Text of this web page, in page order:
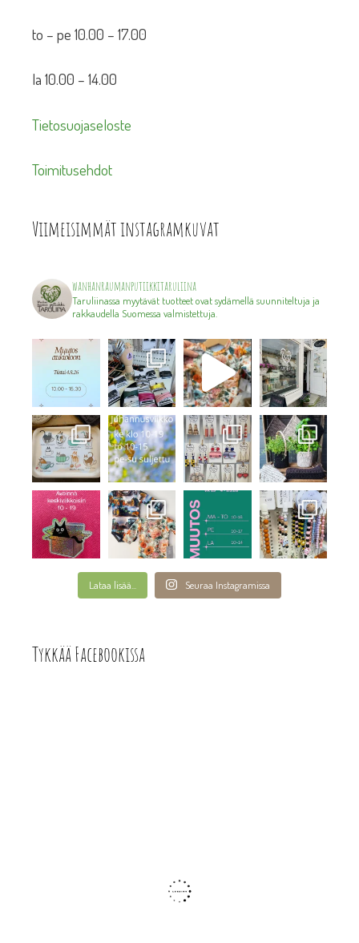
to – pe 10.00 – 17.00
la 10.00 – 14.00
Tietosuojaseloste
Toimitusehdot
Viimeisimmät instagramkuvat
wanhanraumanputiikkitaruliina
Taruliinassa myytävät tuotteet ovat sydämellä suunniteltuja ja
rakkaudella Suomessa valmistettuja.
Lataa lisää... Seuraa Instagramissa
Tykkää Facebookissa